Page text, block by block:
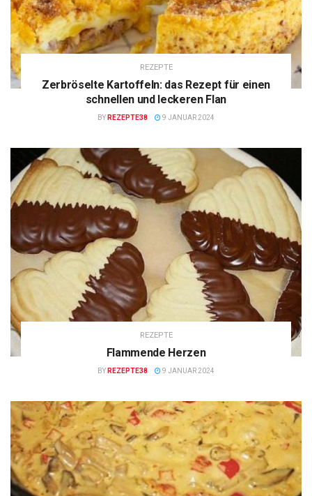
REZEPTE
Zerbröselte Kartoffeln: das Rezept für einen
schnellen und leckeren Flan
BY REZEPTE38 9 JANUAR 2024
REZEPTE
Flammende Herzen
BY REZEPTE38 9 JANUAR 2024